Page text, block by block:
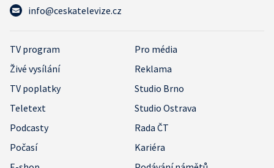
info@ceskatelevize.cz
TV program
Pro média
Živé vysílání
Reklama
TV poplatky
Studio Brno
Teletext
Studio Ostrava
Podcasty
Rada ČT
Počasí
Kariéra